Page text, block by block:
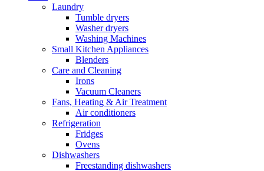
Laundry
Tumble dryers
Washer dryers
Washing Machines
Small Kitchen Appliances
Blenders
Care and Cleaning
Irons
Vacuum Cleaners
Fans, Heating & Air Treatment
Air conditioners
Refrigeration
Fridges
Ovens
Dishwashers
Freestanding dishwashers